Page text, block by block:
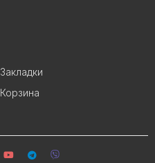
Закладки
Корзина